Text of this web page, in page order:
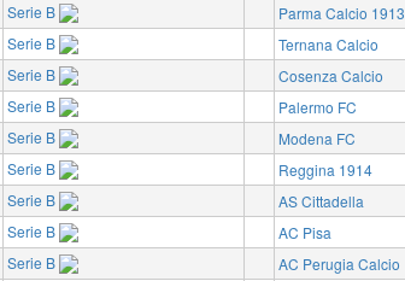
Serie B Parma Calcio 1913
Serie B Ternana Calcio
Serie B Cosenza Calcio
Serie B Palermo FC
Serie B Modena FC
Serie B Reggina 1914
Serie B AS Cittadella
Serie B AC Pisa
Serie B AC Perugia Calcio